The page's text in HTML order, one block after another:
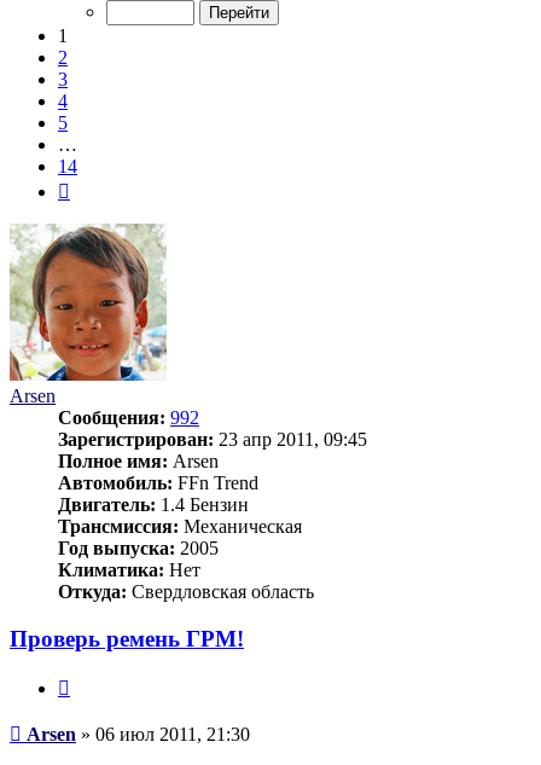
1
2
3
4
5
…
14
Arsen
Сообщения: 992
Зарегистрирован: 23 апр 2011, 09:45
Полное имя: Arsen
Автомобиль: FFn Trend
Двигатель: 1.4 Бензин
Трансмиссия: Механическая
Год выпуска: 2005
Климатика: Нет
Откуда: Свердловская область
Проверь ремень ГРМ!
Сообщение
Arsen » 06 июл 2011, 21:30